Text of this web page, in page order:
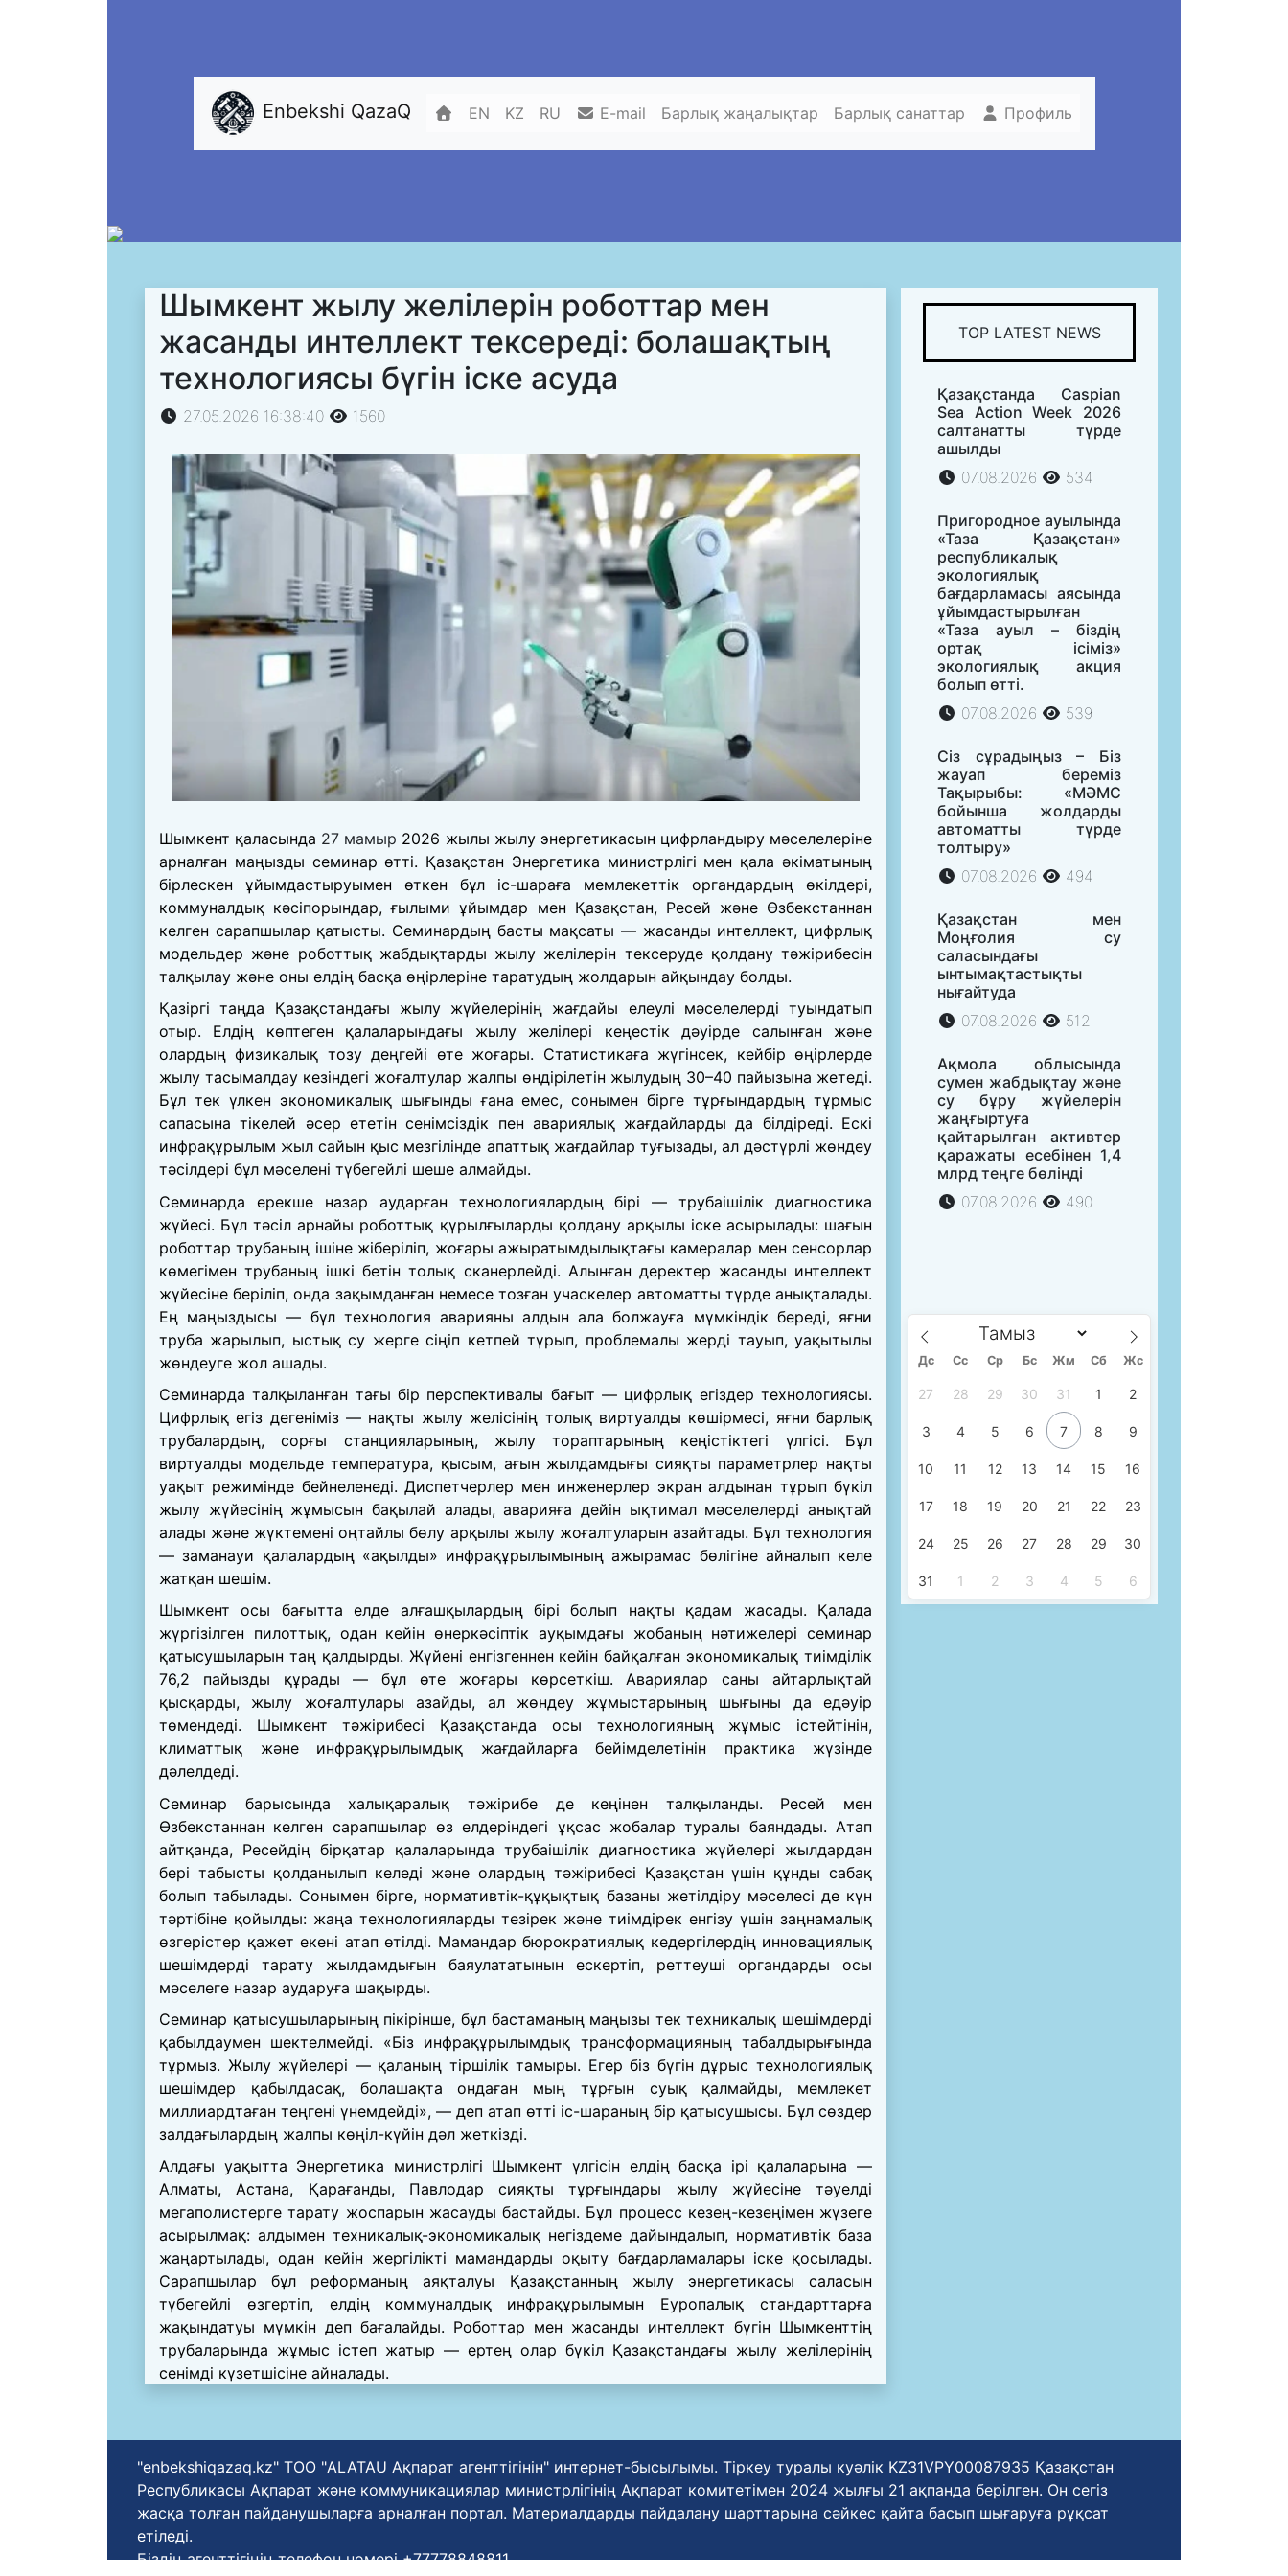
Enbekshi QazaQ EN KZ RU E-mail Барлық жаңалықтар Барлық санаттар Профиль
Шымкент жылу желілерін роботтар мен
жасанды интеллект тексереді: болашақтың
технологиясы бүгін іске асуда
27.05.2026 16:38:40 1560
Шымкент қаласында 27 мамыр 2026 жылы жылу энергетикасын цифрландыру мәселелеріне
арналған маңызды семинар өтті. Қазақстан Энергетика министрлігі мен қала әкіматының
бірлескен ұйымдастыруымен өткен бұл іс-шараға мемлекеттік органдардың өкілдері,
коммуналдық кәсіпорындар, ғылыми ұйымдар мен Қазақстан, Ресей және Өзбекстаннан
келген сарапшылар қатысты. Семинардың басты мақсаты — жасанды интеллект, цифрлық
модельдер және роботтық жабдықтарды жылу желілерін тексеруде қолдану тәжірибесін
талқылау және оны елдің басқа өңірлеріне таратудың жолдарын айқындау болды.
Қазіргі таңда Қазақстандағы жылу жүйелерінің жағдайы елеулі мәселелерді туындатып
отыр. Елдің көптеген қалаларындағы жылу желілері кеңестік дәуірде салынған және
олардың физикалық тозу деңгейі өте жоғары. Статистикаға жүгінсек, кейбір өңірлерде
жылу тасымалдау кезіндегі жоғалтулар жалпы өндірілетін жылудың 30–40 пайызына жетеді.
Бұл тек үлкен экономикалық шығынды ғана емес, сонымен бірге тұрғындардың тұрмыс
сапасына тікелей әсер ететін сенімсіздік пен авариялық жағдайларды да білдіреді. Ескі
инфрақұрылым жыл сайын қыс мезгілінде апаттық жағдайлар туғызады, ал дәстүрлі жөндеу
тәсілдері бұл мәселені түбегейлі шеше алмайды.
Семинарда ерекше назар аударған технологиялардың бірі — трубаішілік диагностика
жүйесі. Бұл тәсіл арнайы роботтық құрылғыларды қолдану арқылы іске асырылады: шағын
роботтар трубаның ішіне жіберіліп, жоғары ажыратымдылықтағы камералар мен сенсорлар
көмегімен трубаның ішкі бетін толық сканерлейді. Алынған деректер жасанды интеллект
жүйесіне беріліп, онда зақымданған немесе тозған учаскелер автоматты түрде анықталады.
Ең маңыздысы — бұл технология аварияны алдын ала болжауға мүмкіндік береді, яғни
труба жарылып, ыстық су жерге сіңіп кетпей тұрып, проблемалы жерді тауып, уақытылы
жөндеуге жол ашады.
Семинарда талқыланған тағы бір перспективалы бағыт — цифрлық егіздер технологиясы.
Цифрлық егіз дегеніміз — нақты жылу желісінің толық виртуалды көшірмесі, яғни барлық
трубалардың, сорғы станцияларының, жылу тораптарының кеңістіктегі үлгісі. Бұл
виртуалды модельде температура, қысым, ағын жылдамдығы сияқты параметрлер нақты
уақыт режимінде бейнеленеді. Диспетчерлер мен инженерлер экран алдынан тұрып бүкіл
жылу жүйесінің жұмысын бақылай алады, аварияға дейін ықтимал мәселелерді анықтай
алады және жүктемені оңтайлы бөлу арқылы жылу жоғалтуларын азайтады. Бұл технология
— заманауи қалалардың «ақылды» инфрақұрылымының ажырамас бөлігіне айналып келе
жатқан шешім.
Шымкент осы бағытта елде алғашқылардың бірі болып нақты қадам жасады. Қалада
жүргізілген пилоттық, одан кейін өнеркәсіптік ауқымдағы жобаның нәтижелері семинар
қатысушыларын таң қалдырды. Жүйені енгізгеннен кейін байқалған экономикалық тиімділік
76,2 пайызды құрады — бұл өте жоғары көрсеткіш. Авариялар саны айтарлықтай
қысқарды, жылу жоғалтулары азайды, ал жөндеу жұмыстарының шығыны да едәуір
төмендеді. Шымкент тәжірибесі Қазақстанда осы технологияның жұмыс істейтінін,
климаттық және инфрақұрылымдық жағдайларға бейімделетінін практика жүзінде
дәлелдеді.
Семинар барысында халықаралық тәжірибе де кеңінен талқыланды. Ресей мен
Өзбекстаннан келген сарапшылар өз елдеріндегі ұқсас жобалар туралы баяндады. Атап
айтқанда, Ресейдің бірқатар қалаларында трубаішілік диагностика жүйелері жылдардан
бері табысты қолданылып келеді және олардың тәжірибесі Қазақстан үшін құнды сабақ
болып табылады. Сонымен бірге, нормативтік-құқықтық базаны жетілдіру мәселесі де күн
тәртібіне қойылды: жаңа технологияларды тезірек және тиімдірек енгізу үшін заңнамалық
өзгерістер қажет екені атап өтілді. Мамандар бюрократиялық кедергілердің инновациялық
шешімдерді тарату жылдамдығын баяулататынын ескертіп, реттеуші органдарды осы
мәселеге назар аударуға шақырды.
Семинар қатысушыларының пікірінше, бұл бастаманың маңызы тек техникалық шешімдерді
қабылдаумен шектелмейді. «Біз инфрақұрылымдық трансформацияның табалдырығында
тұрмыз. Жылу жүйелері — қаланың тіршілік тамыры. Егер біз бүгін дұрыс технологиялық
шешімдер қабылдасақ, болашақта ондаған мың тұрғын суық қалмайды, мемлекет
миллиардтаған теңгені үнемдейді», — деп атап өтті іс-шараның бір қатысушысы. Бұл сөздер
залдағылардың жалпы көңіл-күйін дәл жеткізді.
Алдағы уақытта Энергетика министрлігі Шымкент үлгісін елдің басқа ірі қалаларына —
Алматы, Астана, Қарағанды, Павлодар сияқты тұрғындары жылу жүйесіне тәуелді
мегаполистерге тарату жоспарын жасауды бастайды. Бұл процесс кезең-кезеңімен жүзеге
асырылмақ: алдымен техникалық-экономикалық негіздеме дайындалып, нормативтік база
жаңартылады, одан кейін жергілікті мамандарды оқыту бағдарламалары іске қосылады.
Сарапшылар бұл реформаның аяқталуы Қазақстанның жылу энергетикасы саласын
түбегейлі өзгертіп, елдің коммуналдық инфрақұрылымын Еуропалық стандарттарға
жақындатуы мүмкін деп бағалайды. Роботтар мен жасанды интеллект бүгін Шымкенттің
трубаларында жұмыс істеп жатыр — ертең олар бүкіл Қазақстандағы жылу желілерінің
сенімді күзетшісіне айналады.
TOP LATEST NEWS
Қазақстанда Caspian
Sea Action Week 2026
салтанатты түрде
ашылды
07.08.2026
534
Пригородное ауылында
«Таза Қазақстан»
республикалық
экологиялық
бағдарламасы аясында
ұйымдастырылған
«Таза ауыл – біздің
ортақ ісіміз»
экологиялық акция
болып өтті.
07.08.2026
539
Сіз сұрадыңыз – Біз
жауап береміз
Тақырыбы: «МӘМС
бойынша жолдарды
автоматты түрде
толтыру»
07.08.2026
494
Қазақстан мен
Моңғолия су
саласындағы
ынтымақтастықты
нығайтуда
07.08.2026
512
Ақмола облысында
сумен жабдықтау және
су бұру жүйелерін
жаңғыртуға
қайтарылған активтер
қаражаты есебінен 1,4
млрд теңге бөлінді
07.08.2026
490
Дс Сc Ср Бс Жм Сб Жс
27 28 29 30 31 1 2
3 4 5 6 7 8 9
10 11 12 13 14 15 16
17 18 19 20 21 22 23
24 25 26 27 28 29 30
31 1 2 3 4 5 6
"enbekshiqazaq.kz" ТОО "ALATAU Ақпарат агенттігінін" интернет-бысылымы. Тіркеу туралы куәлік KZ31VPY00087935 Қазақстан
Республикасы Ақпарат және коммуникациялар министрлігінің Ақпарат комитетімен 2024 жылғы 21 ақпанда берілген. Он сегіз
жасқа толған пайданушыларға арналған портал. Материалдарды пайдалану шарттарына сәйкес қайта басып шығаруға рұқсат
етіледі.
Біздің агенттігіңің телефон нөмері +77778848811